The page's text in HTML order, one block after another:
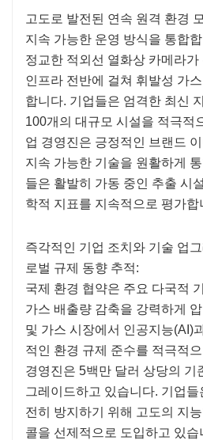
고도로 발전된 연속 원격 환경
지속 가능한 운영 방식을 통합
정교한 적외선 열화상 카메라
인프라 전반에 걸쳐 휘발성 가
합니다. 기업들은 엄격한 최신
100개의 대규모 시설을 적극적
업 경영진은 긍정적인 브랜드
지속 가능한 기술을 원활하게
들은 활발히 가동 중인 추출 시
학적 지표를 지속적으로 평가합
즉각적인 기업 조치와 기술 업
로벌 규제 동향 추적:
국제 환경 협약은 주요 다국적
가스 배출량 감축을 강력하게
및 가스 시장에서 인공지능(AI)
적인 환경 규제 준수를 적극적
경영진은 5백만 달러 상당의 기
그레이드하고 있습니다. 기업
전히 방지하기 위해 고도의 지
콜을 선제적으로 도입하고 있습